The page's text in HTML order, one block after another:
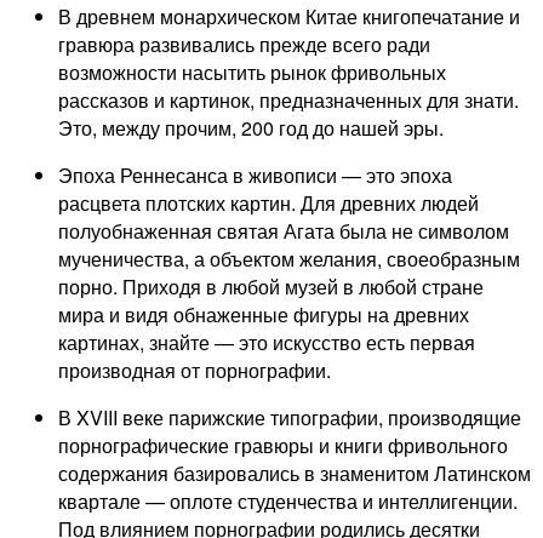
В древнем монархическом Китае книгопечатание и
гравюра развивались прежде всего ради
возможности насытить рынок фривольных
рассказов и картинок, предназначенных для знати.
Это, между прочим, 200 год до нашей эры.
Эпоха Реннесанса в живописи — это эпоха
расцвета плотских картин. Для древних людей
полуобнаженная святая Агата была не символом
мученичества, а объектом желания, своеобразным
порно. Приходя в любой музей в любой стране
мира и видя обнаженные фигуры на древних
картинах, знайте — это искусство есть первая
производная от порнографии.
В XVIII веке парижские типографии, производящие
порнографические гравюры и книги фривольного
содержания базировались в знаменитом Латинском
квартале — оплоте студенчества и интеллигенции.
Под влиянием порнографии родились десятки